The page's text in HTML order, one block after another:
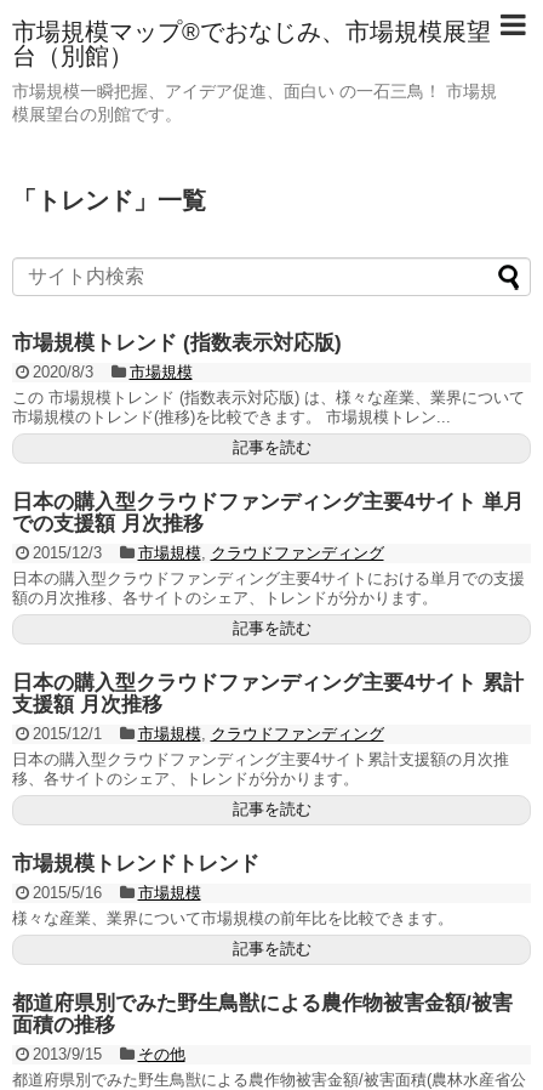
市場規模マップ®でおなじみ、市場規模展望
台（別館）
市場規模一瞬把握、アイデア促進、面白い の一石三鳥！ 市場規
模展望台の別館です。
「 トレンド 」 一覧
市場規模トレンド (指数表示対応版)
2020/8/3
市場規模
この 市場規模トレンド (指数表示対応版) は、様々な産業、業界について
市場規模のトレンド(推移)を比較できます。 市場規模トレン...
記事を読む
日本の購入型クラウドファンディング主要4サイト 単月
での支援額 月次推移
2015/12/3 市場規模, クラウドファンディング
日本の購入型クラウドファンディング主要4サイトにおける単月での支援
額の月次推移、各サイトのシェア、トレンドが分かります。
記事を読む
日本の購入型クラウドファンディング主要4サイト 累計
支援額 月次推移
2015/12/1 市場規模, クラウドファンディング
日本の購入型クラウドファンディング主要4サイト累計支援額の月次推
移、各サイトのシェア、トレンドが分かります。
記事を読む
市場規模トレンドトレンド
2015/5/16
市場規模
様々な産業、業界について市場規模の前年比を比較できます。
記事を読む
都道府県別でみた野生鳥獣による農作物被害金額/被害
面積の推移
2013/9/15
その他
都道府県別でみた野生鳥獣による農作物被害金額/被害面積(農林水産省公